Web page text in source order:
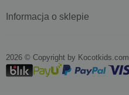
Informacja o sklepie
2026 © Copyright by kocotkids.com